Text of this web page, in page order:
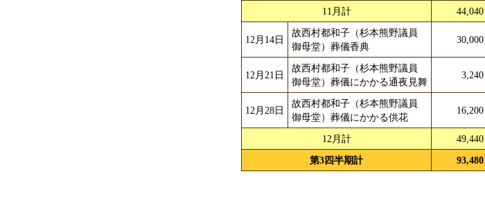
11月計 44,040
12月14日
故西村都和子（杉本熊野議員
御母堂）葬儀香典
30,000
12月21日
故西村都和子（杉本熊野議員
御母堂）葬儀にかかる通夜見舞
3,240
12月28日
故西村都和子（杉本熊野議員
御母堂）葬儀にかかる供花
16,200
12月計 49,440
第3四半期計
93,480